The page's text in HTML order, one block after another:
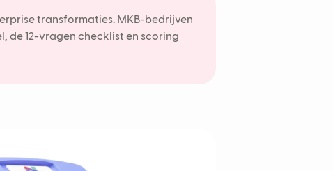
transformaties. MKB-bedrijven
de 12-vragen checklist en scoring